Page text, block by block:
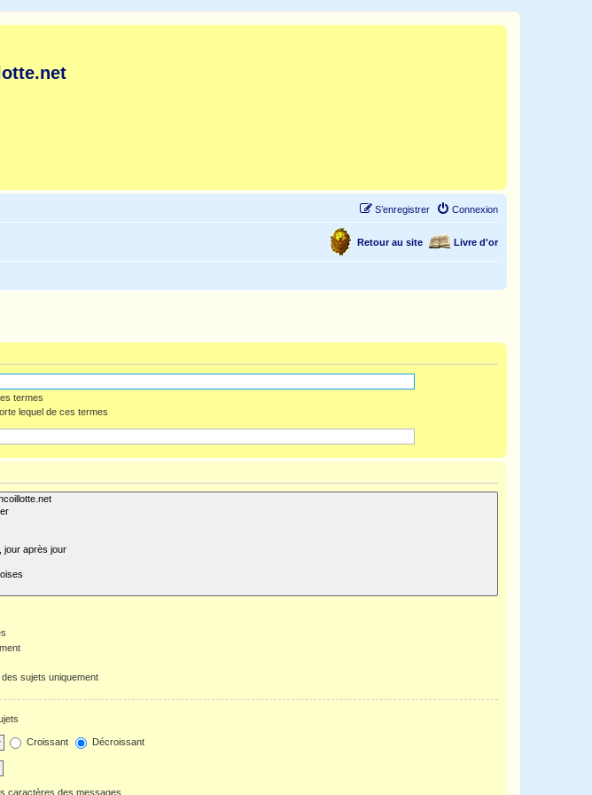
Connexion
S’enregistrer
Livre d'or
Retour au site
termes
lequel de ces termes
sujets uniquement
Croissant Décroissant
caractères des messages